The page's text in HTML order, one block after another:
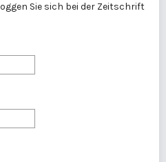
Sie sich bei der Zeitschrift